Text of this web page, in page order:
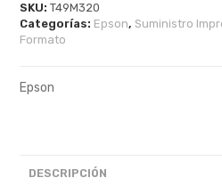
SKU:T49M320
Categorías: Epson, Suministro
Formato
Epson
DESCRIPCIÓN